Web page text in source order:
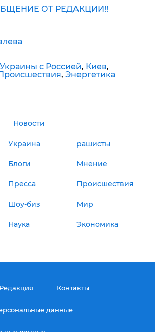
ОТ РЕДАКЦИИ!!
с Россией, Киев,
, Энергетика
Новости
Украина рашисты
Блоги Мнение
Пресса Происшествия
Шоу-биз Мир
Наука Экономика
Редакция Контакты
данные